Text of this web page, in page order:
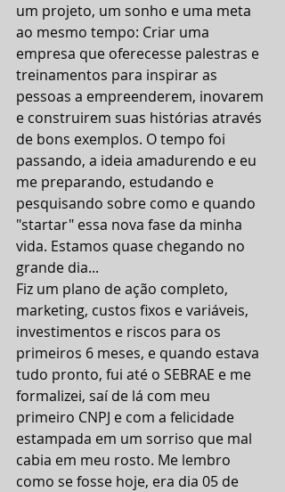
um projeto, um sonho e uma meta
ao mesmo tempo: Criar uma
empresa que oferecesse palestras e
treinamentos para inspirar as
pessoas a empreenderem, inovarem
e construirem suas histórias através
de bons exemplos. O tempo foi
passando, a ideia amadurendo e eu
me preparando, estudando e
pesquisando sobre como e quando
"startar" essa nova fase da minha
vida. Estamos quase chegando no
grande dia...
Fiz um plano de ação completo,
marketing, custos fixos e variáveis,
investimentos e riscos para os
primeiros 6 meses, e quando estava
tudo pronto, fui até o SEBRAE e me
formalizei, saí de lá com meu
primeiro CNPJ e com a felicidade
estampada em um sorriso que mal
cabia em meu rosto. Me lembro
como se fosse hoje, era dia 05 de